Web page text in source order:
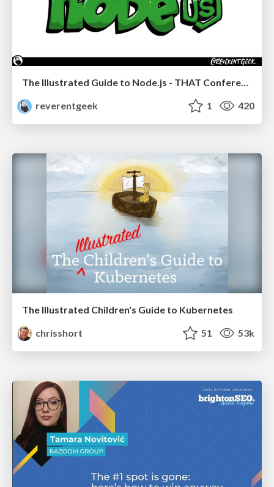
reverentgeek
1 420
The Illustrated Children's Guide to Kubernetes
chrisshort
51 53k